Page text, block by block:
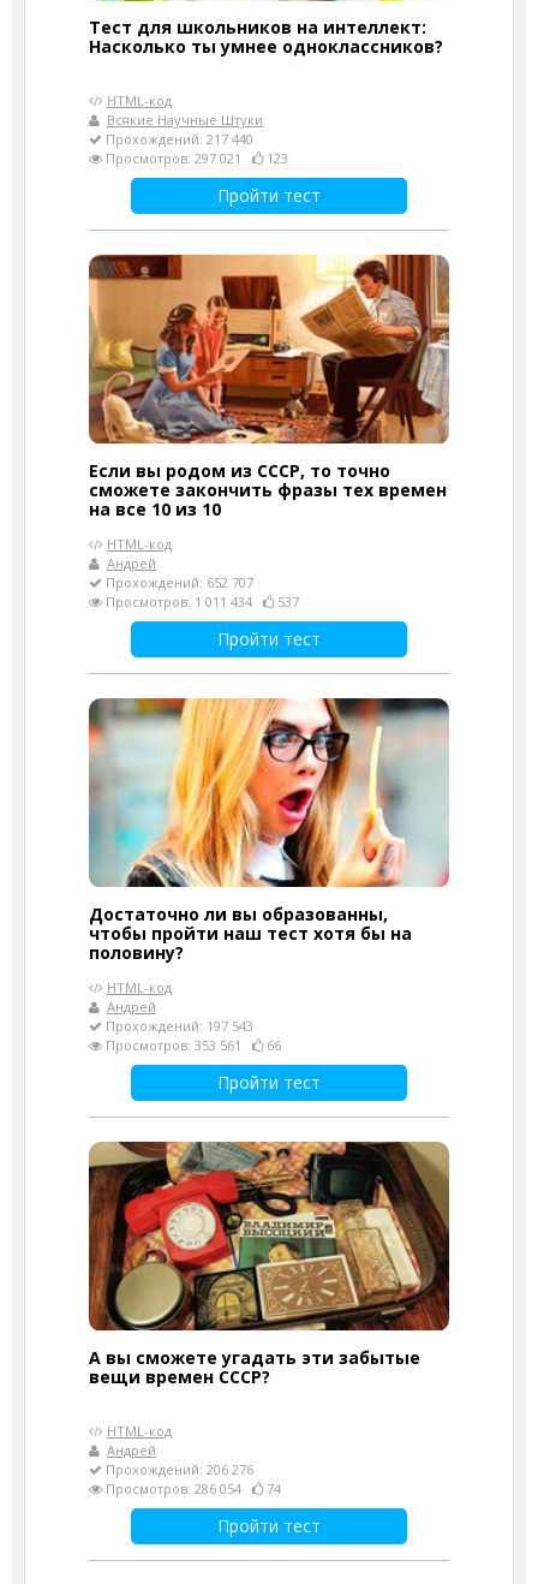
Тест для школьников на интеллект:
Насколько ты умнее одноклассников?
HTML-код
Всякие Научные Штуки
Прохождений: 217 440
Просмотров: 297 021
123
Пройти тест
Если вы родом из СССР, то точно
сможете закончить фразы тех времен
на все 10 из 10
HTML-код
Андрей
Прохождений: 652 707
Просмотров: 1 011 434
537
Пройти тест
Достаточно ли вы образованны,
чтобы пройти наш тест хотя бы на
половину?
HTML-код
Андрей
Прохождений: 197 543
Просмотров: 353 561
66
Пройти тест
А вы сможете угадать эти забытые
вещи времен СССР?
HTML-код
Андрей
Прохождений: 206 276
Просмотров: 286 054
74
Пройти тест